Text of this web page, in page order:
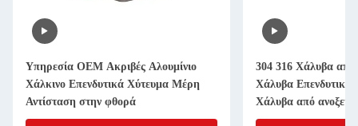
Υπηρεσία OEM Ακριβές Αλουμίνιο
Χάλκινο Επενδυτικά Χύτευμα Μέρη
Αντίσταση στην φθορά
304 316 Χάλυβα από
Χάλυβα Επενδυτικά
Χάλυβα από
Χάλυβα από